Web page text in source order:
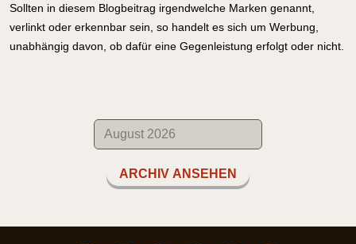
Sollten in diesem Blogbeitrag irgendwelche Marken genannt,
verlinkt oder erkennbar sein, so handelt es sich um Werbung,
unabhängig davon, ob dafür eine Gegenleistung erfolgt oder nicht.
ARCHIV ANSEHEN